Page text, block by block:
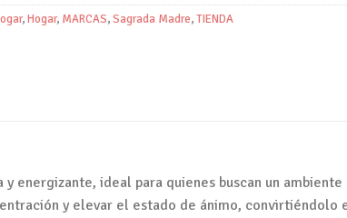
,Hogar, MARCAS,Sagrada Madre,TIENDA
energizante, ideal para quienes buscan un
y elevar el estado de ánimo, convirtiéndolo